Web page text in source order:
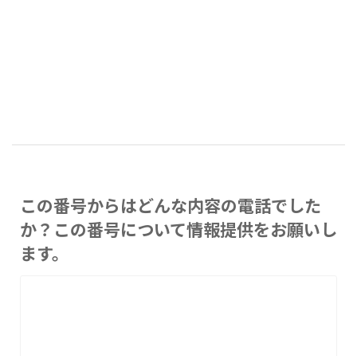
この番号からはどんな内容の電話でした
か？この番号について情報提供をお願いし
ます。